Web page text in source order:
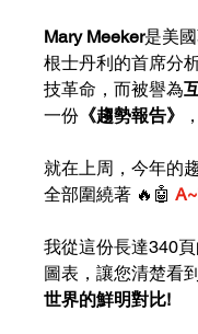
Mary Meeker是美
根士丹利的首席分
技革命，而被譽為
一份 《趨勢報告》
就在上周，今年的
全部圍繞著 🔥🤖
我從這份長達340
圖表，讓您清楚看
世界的鮮明對比!